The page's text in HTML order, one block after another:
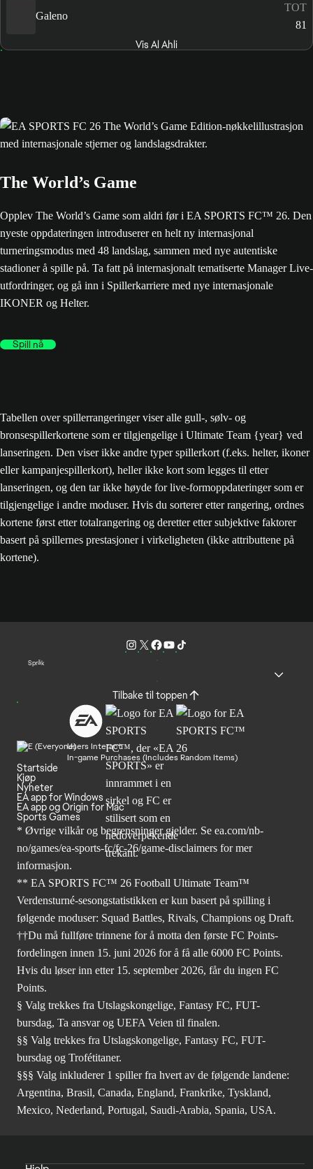
Galeno
TOT
81
Vis Al Ahli
The World’s Game
Opplev The World’s Game som aldri før i EA SPORTS FC™ 26. Den
nyeste oppdateringen introduserer en helt ny internasjonal
turneringsmodus med 48 landslag, sammen med nye autentiske
stadioner å spille på. Ta fatt på internasjonalt tematiserte Manager Live-
utfordringer, og gå inn i Spillerkarriere med nye internasjonale
IKONER og Helter.
Spill nå
Tabellen over spillerrangeringer viser alle gull-, sølv- og
bronsespillerkortene som er tilgjengelige i Ultimate Team {year} ved
lanseringen. Den viser ikke andre typer spillerkort (f.eks. helter, ikoner
eller kampanjespillerkort), heller ikke kort som legges til etter
lanseringen, og den tar ikke høyde for live-formoppdateringer som er
tilgjengelige i andre moduser. Hvis du sorterer etter rangering, ordnes
kortene først etter totalrangering og deretter etter subjektive faktorer
basert på spillernes prestasjoner i virkeligheten (ikke attributtene på
kortene).
Språk
Tilbake til toppen
Users Interact
In-game Purchases (Includes Random Items)
Startside
Kjøp
Nyheter
EA app for Windows
EA app og Origin for Mac
Sports Games
* Øvrige vilkår og begrensninger gjelder. Se ea.com/nb-
no/games/ea-sports-fc/fc-26/game-disclaimers for mer
informasjon.
** EA SPORTS FC™ 26 Football Ultimate Team™
Verdensturné-sesongstatistikken er kun basert på spilling i
følgende moduser: Squad Battles, Rivals, Champions og Draft.
††Du må fullføre trinnene for å motta den første FC Points-
fordelingen innen 15. juni 2026 for å få alle 6000 FC Points.
Hvis du løser inn etter 15. september 2026, får du ingen FC
Points.
§ Valg trekkes fra Utslagskongelige, Fantasy FC, FUT-
bursdag, Ta ansvar og UEFA Veien til finalen.
§§ Valg trekkes fra Utslagskongelige, Fantasy FC, FUT-
bursdag og Trofétitaner.
§§§ Valg inkluderer 1 spiller fra hvert av de følgende landene:
Argentina, Brasil, Canada, England, Frankrike, Tyskland,
Mexico, Nederland, Portugal, Saudi-Arabia, Spania, USA.